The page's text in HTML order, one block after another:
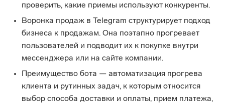
проверить, какие приемы используют конкуренты.
Воронка продаж в Telegram структурирует подход
бизнеса к продажам. Она поэтапно прогревает
пользователей и подводит их к покупке внутри
мессенджера или на сайте компании.
Преимущество бота — автоматизация прогрева
клиента и рутинных задач, к которым относится
выбор способа доставки и оплаты, прием платежа,